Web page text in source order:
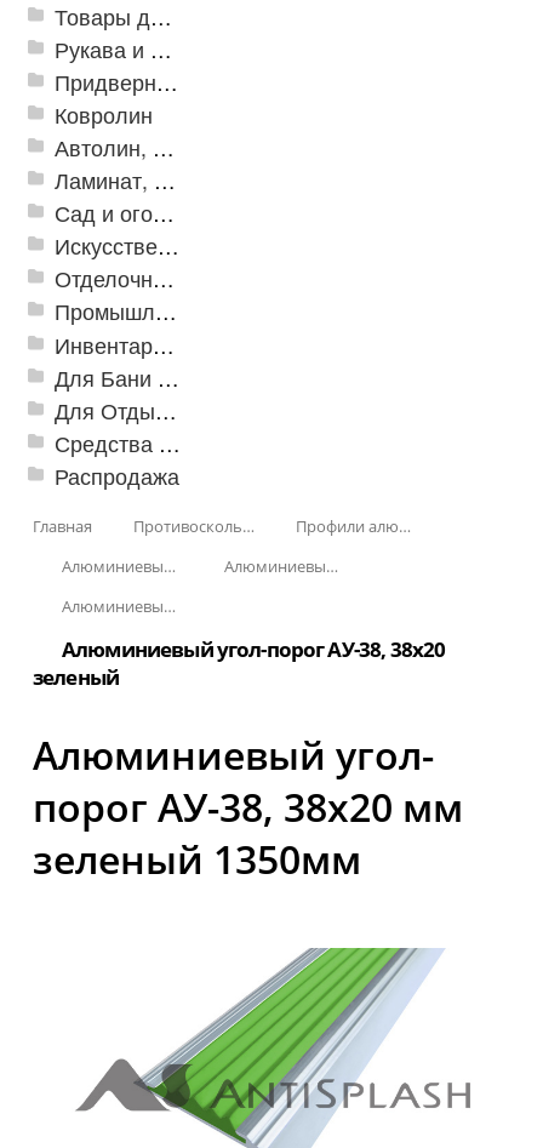
Товары для дома
Рукава и шланги промышленные
Придверные решетки
Ковролин
Автолин, Транслин, Линолеум
Ламинат, Кварцвиниловая плитка SPC
Сад и огород
Искусственная трава
Отделочные профили
Промышленный текстиль
Инвентарь для клининга
Для Бани и Сауны
Для Отдыха и Пикника
Средства от насекомых и садовых вредителей
Распродажа
Главная Противоскользящая защита для лестниц, профили, ленты
Профили алюминиевые с резиновой вставкой
Алюминиевый угол-порог с резиновой вставкой
Алюминиевый угол-порог АУ-38, 38x20 мм
Алюминиевый угол-порог АУ-38, 38x20 мм Без покрытия
Алюминиевый угол-порог АУ-38, 38x20
зеленый
Алюминиевый угол-
порог АУ-38, 38x20 мм
зеленый 1350мм